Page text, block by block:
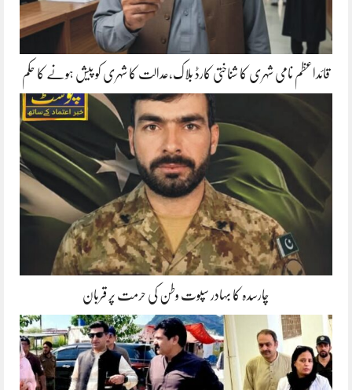
قائداعظم نامی شہری کا شناختی کارڈ بلاک،عدالت کا شہری کو پیش ہونے کا حکم
چارسدہ کا بہادر سپوت وطن کی حرمت پر قربان